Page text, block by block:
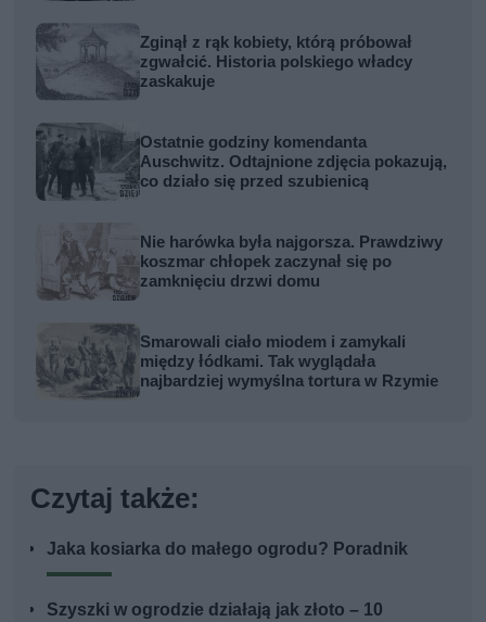
Zginął z rąk kobiety, którą próbował
zgwałcić. Historia polskiego władcy
zaskakuje
Ostatnie godziny komendanta
Auschwitz. Odtajnione zdjęcia pokazują,
co działo się przed szubienicą
Nie harówka była najgorsza. Prawdziwy
koszmar chłopek zaczynał się po
zamknięciu drzwi domu
Smarowali ciało miodem i zamykali
między łódkami. Tak wyglądała
najbardziej wymyślna tortura w Rzymie
Czytaj także:
Jaka kosiarka do małego ogrodu? Poradnik
Szyszki w ogrodzie działają jak złoto – 10